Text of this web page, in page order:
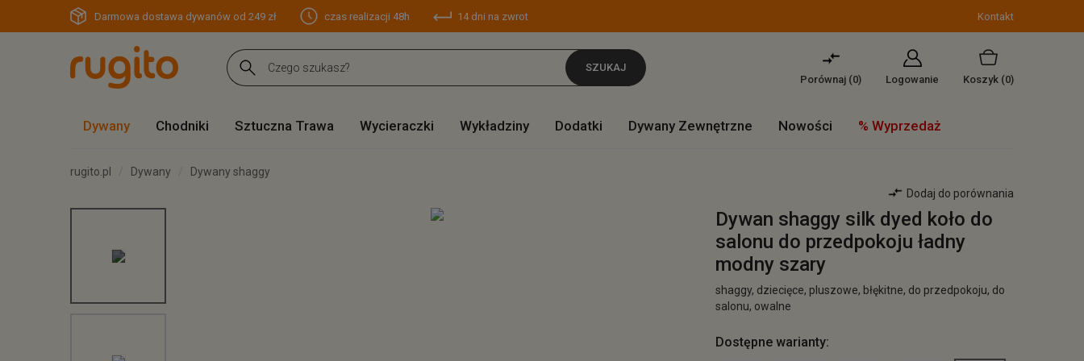
Darmowa dostawa dywanów od 249 zł czas realizacji 48h 14 dni na zwrot Kontakt
SZUKAJ
Porównaj (0) Logowanie Koszyk (0)
Dywany Chodniki Sztuczna Trawa Wycieraczki Wykładziny Dodatki Dywany Zewnętrzne Nowości % Wyprzedaż
rugito.pl Dywany
Dywany shaggy
Dodaj do porównania
Dywan shaggy silk dyed koło do
salonu do przedpokoju ładny
modny szary
shaggy, dziecięce, pluszowe, błękitne, do przedpokoju, do
salonu, owalne
Dostępne warianty: